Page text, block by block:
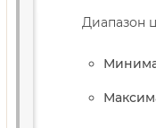
Диапазон